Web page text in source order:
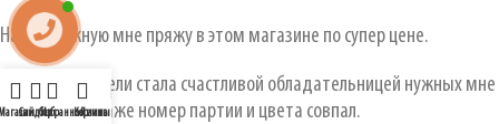
Нашла нужную мне пряжу в этом магазине по супер цене.
В течение недели стала счастливой обладательницей нужных мне
моточков. И даже номер партии и цвета совпал.
СайдбарИзбранноеКорзина
Личный кабинет